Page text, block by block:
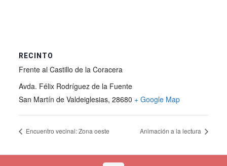
RECINTO
Frente al Castillo de la Coracera
Avda. Félix Rodríguez de la Fuente
San Martín de Valdeiglesias, 28680 + Google Map
Encuentro vecinal: Zona oeste Animación a la lectura